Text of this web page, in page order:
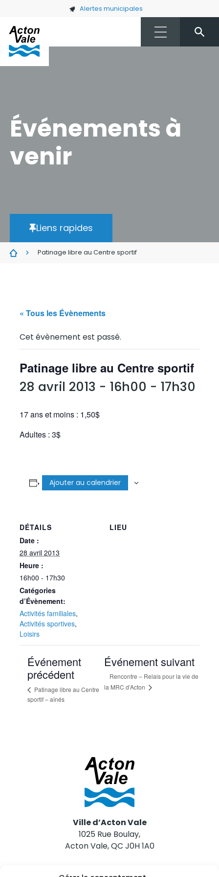
Skip to main content Alertes municipales
Événements à
venir
Liens rapides
Patinage libre au Centre sportif
« Tous les Évènements
Cet évènement est passé.
Patinage libre au Centre sportif
28 avril 2013 - 16h00 - 17h30
17 ans et moins : 1,50$
Adultes : 3$
Ajouter au calendrier
DÉTAILS
Date :
28 avril 2013
Heure :
16h00 - 17h30
Catégories
d’Évènement:
Activités familiales,
Activités sportives,
Loisirs
LIEU
Événement
précédent
Patinage libre au Centre
sportif – aînés
Événement suivant
Rencontre – Relais pour la vie de
la MRC d’Acton
Ville d’Acton Vale
1025 Rue Boulay,
Acton Vale, QC J0H 1A0